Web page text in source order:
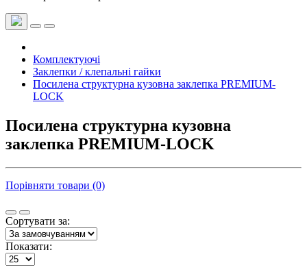
Комплектуючі
Заклепки / клепальні гайки
Посилена структурна кузовна заклепка PREMIUM-
LOCK
Посилена структурна кузовна
заклепка PREMIUM-LOCK
Порівняти товари (0)
Сортувати за:
Показати: